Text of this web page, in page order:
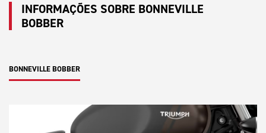
INFORMAÇÕES SOBRE BONNEVILLE
BOBBER
BONNEVILLE BOBBER